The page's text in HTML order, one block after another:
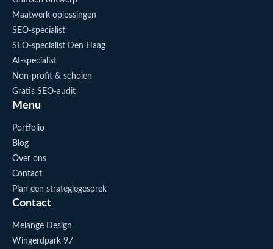
Maatwerk oplossingen
SEO-specialist
SEO-specialist Den Haag
AI-specialist
Non-profit & scholen
Gratis SEO-audit
Menu
Portfolio
Blog
Over ons
Contact
Plan een strategiegesprek
Contact
Melange Design
Wingerdpark 97